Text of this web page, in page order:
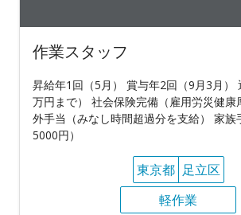
作業スタッフ
昇給年1回（5月） 賞与年2回（9月3月）
万円まで） 社会保険完備（雇用労災健康
外手当（みなし時間超過分を支給） 家族
5000円）
東京都 足立区
軽作業